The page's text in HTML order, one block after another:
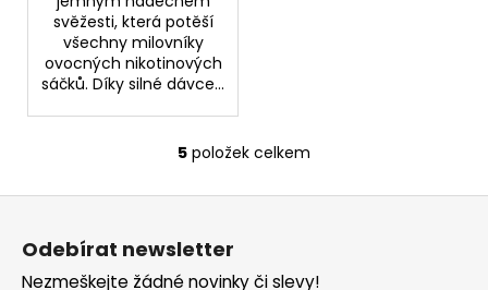
svěžesti, která potěší
všechny milovníky
ovocných nikotinových
sáčků. Díky silné dávce...
O
v
a
5 položek celkem
Odebírat newsletter
Nezmeškejte žádné novinky či slevy!